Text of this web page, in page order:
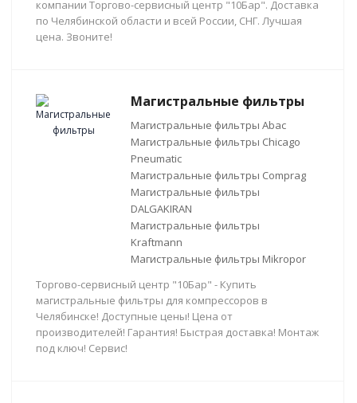
компании Торгово-сервисный центр "10Бар". Доставка
по Челябинской области и всей России, СНГ. Лучшая
цена. Звоните!
Магистральные фильтры
Магистральные фильтры Abac
Магистральные фильтры Chicago
Pneumatic
Магистральные фильтры Comprag
Магистральные фильтры
DALGAKIRAN
Магистральные фильтры
Kraftmann
Магистральные фильтры Mikropor
Торгово-сервисный центр "10Бар" - Купить
магистральные фильтры для компрессоров в
Челябинске! Доступные цены! Цена от
производителей! Гарантия! Быстрая доставка! Монтаж
под ключ! Сервис!